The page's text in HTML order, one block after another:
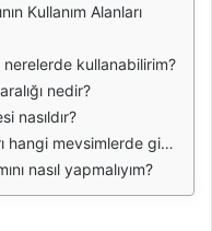
Kullanım Alanları
nerelerde kullanabilirim?
nedir?
nasıldır?
mevsimlerde giyilebilir?
nasıl yapmalıyım?